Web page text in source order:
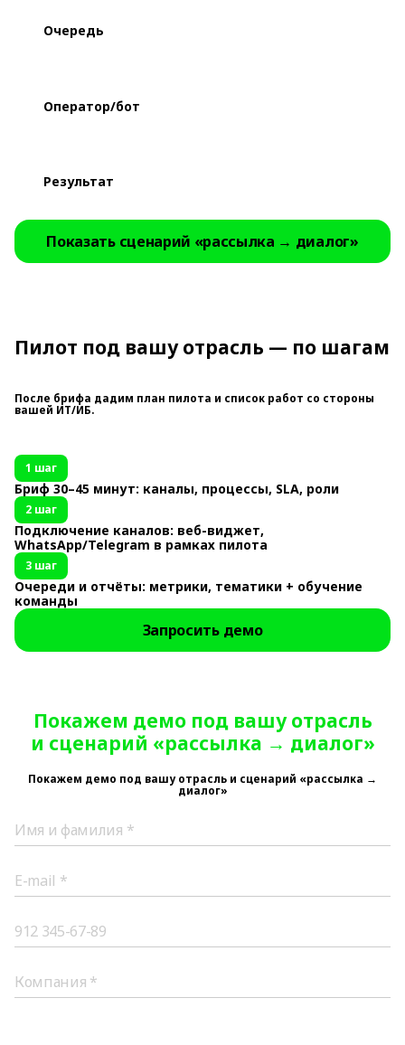
Очередь
Оператор/бот
Результат
Показать сценарий «рассылка → диалог»
Пилот под вашу отрасль — по шагам
После брифа дадим план пилота и список работ со стороны
вашей ИТ/ИБ.
1 шаг
Бриф 30–45 минут: каналы, процессы, SLA, роли
2 шаг
Подключение каналов: веб-виджет,
WhatsApp/Telegram в рамках пилота
3 шаг
Очереди и отчёты: метрики, тематики + обучение
команды
Запросить демо
Покажем демо под вашу отрасль
и сценарий «рассылка → диалог»
Покажем демо под вашу отрасль и сценарий «рассылка →
диалог»